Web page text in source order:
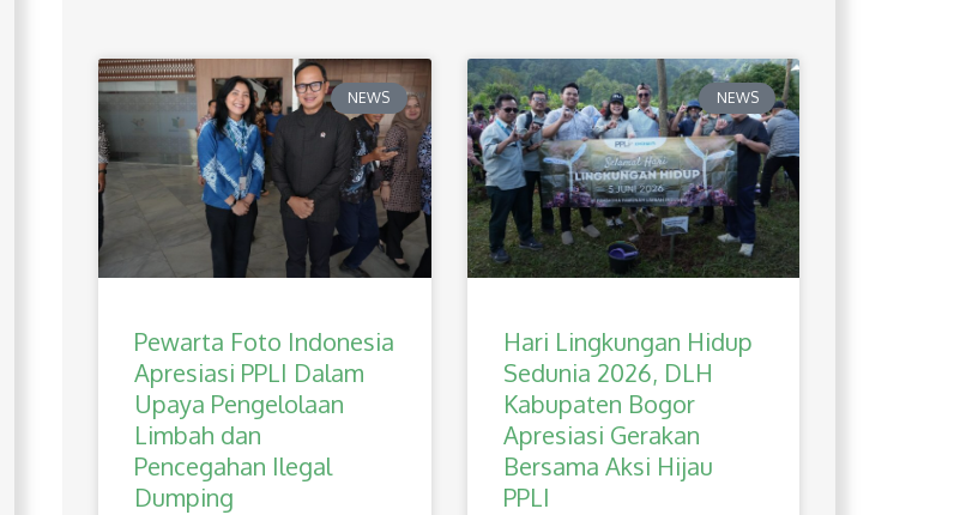
NEWS
Pewarta Foto Indonesia
Apresiasi PPLI Dalam
Upaya Pengelolaan
Limbah dan
Pencegahan Ilegal
Dumping
NEWS
Hari Lingkungan Hidup
Sedunia 2026, DLH
Kabupaten Bogor
Apresiasi Gerakan
Bersama Aksi Hijau
PPLI